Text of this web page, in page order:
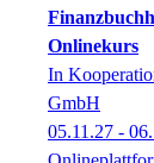
Onlinekurs
In
GmbH
05.11.27 -